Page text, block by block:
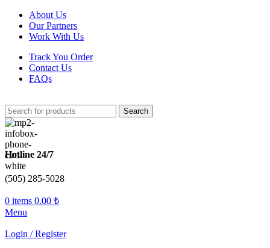
About Us
Our Partners
Work With Us
Track You Order
Contact Us
FAQs
Search
Hotline 24/7
(505) 285-5028
0 items 0.00 ₺
Menu
Login / Register